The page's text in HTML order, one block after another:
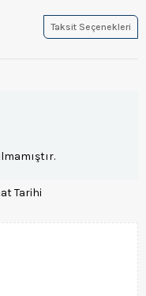
Taksit Seçenekleri
Tarihi